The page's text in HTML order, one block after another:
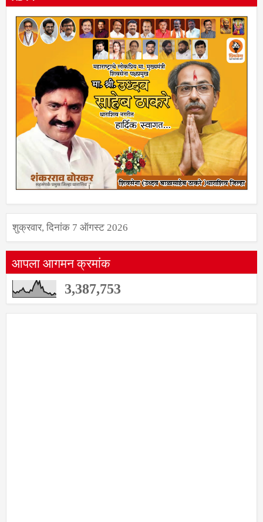
शुक्रवार, दिनांक 7 ऑगस्ट 2026
आपला आगमन क्रमांक
3,387,753